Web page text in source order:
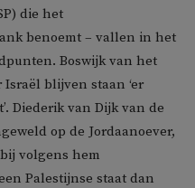
die het
benoemt – vallen in het
Boswijk van het
blijven staan ‘er
Diederik van Dijk van de
op de Jordaanoever,
volgens hem
Palestijnse staat dan